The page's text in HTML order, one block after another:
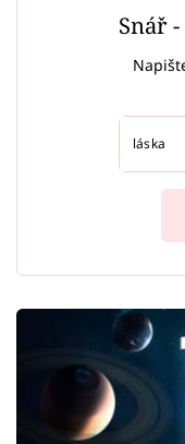
Snář